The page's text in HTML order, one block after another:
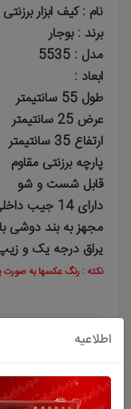
نام : کیف ابزار
برند : بوجار
مدل : 5535
ابعاد :
طول 55 سانتیمتر
عرض 25 سانتیمتر
ارتفاع 35 سانتیمتر
پارچه برزنتی مقاوم
قابل شست و شو
دارای 14 جیب داخلی و 10 جیب خارجی
مجهز به بند دوشی
یراق درجه یک و
نکته : رنگ عکسها به
قیمت و موجودی
اطلاعیه